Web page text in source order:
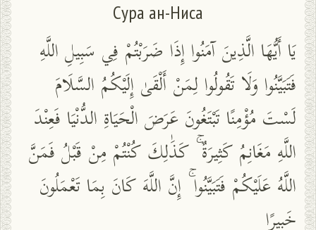
Сура ан-Ниса
يَا أَيُّهَا الَّذِينَ آمَنُوا إِذَا ضَرَبْتُمْ فِي سَبِيلِ اللَّهِ
فَتَبَيَّنُوا وَلَا تَقُولُوا لِمَنْ أَلْقَىٰ إِلَيْكُمُ السَّلَامَ
لَسْتَ مُؤْمِنًا تَبْتَغُونَ عَرَضَ الْحَيَاةِ الدُّنْيَا فَعِنْدَ
اللَّهِ مَغَانِمُ كَثِيرَةٌ ۚ كَذَٰلِكَ كُنْتُمْ مِنْ قَبْلُ فَمَنَّ
اللَّهُ عَلَيْكُمْ فَتَبَيَّنُوا ۚ إِنَّ اللَّهَ كَانَ بِمَا تَعْمَلُونَ
خَبِيرًا